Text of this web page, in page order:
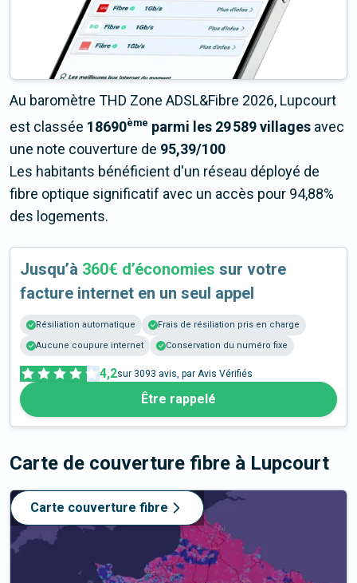
Au baromètre THD Zone ADSL&Fibre 2026, Lupcourt
est classée 18690ème parmi les 29 589 villages avec
une note couverture de 95,39/100
Les habitants bénéficient d'un réseau déployé de
fibre optique significatif avec un accès pour 94,88%
des logements.
Jusqu’à 360€ d’économies sur votre
facture internet en un seul appel
Résiliation automatique
Frais de résiliation pris en charge
Aucune coupure internet
Conservation du numéro fixe
4,2sur 3093 avis, par Avis Vérifiés
Être rappelé
Carte de couverture fibre à Lupcourt
Carte couverture fibre